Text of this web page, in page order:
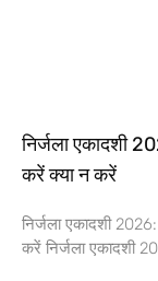
निर्जला एकादशी
करें क्या न करें
निर्जला एकादशी
करें निर्जला एकादशी